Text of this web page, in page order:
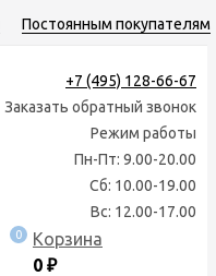
Постоянным покупателям
+7 (495) 128-66-67
Заказать обратный звонок
Режим работы
Пн-Пт: 9.00-20.00
Сб: 10.00-19.00
Вс: 12.00-17.00
0
Корзина
0 ₽